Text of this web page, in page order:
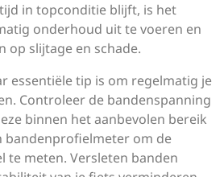
in topconditie blijft, is het
onderhoud uit te voeren en
op slijtage en schade.
essentiële tip is om regelmatig je
Controleer de bandenspanning
binnen het aanbevolen bereik
bandenprofielmeter om de
te meten. Versleten banden